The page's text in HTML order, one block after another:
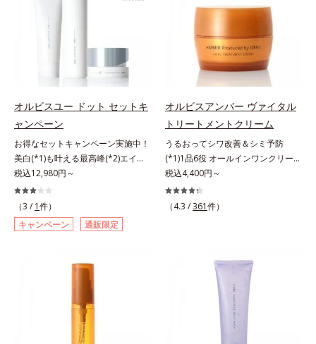
ーストステップのこと*4 細胞間脂
質に類似した構造*5 保湿成分
ミ・ソバカスを防ぐ（ウォッシュを
除く）*2 オルビス内スキンケアシ
リーズの保湿力*3 年齢に応じたお
手入れのこと*4 うるおいによる
*5 乾燥、ハリ・ツヤのなさ*6
乾燥による*7 保湿成分*8 ロニ
セラカエルレア果汁、ノバラエキス
配合＝うるおいを与えハリと透明感
に満ちた肌へ導く保湿成分*9 メマ
ツヨイグサ抽出液、スイカズラエキ
ス配合＝角層のすみずみまで水分・
油分を保ち、ハリ・ツヤを与える保
湿成分*10 気持ちのこと
リのなさ」や、くすみ(*7)などが現
れている状態である「透明感のな
さ」が、大人の肌印象に大きな影響
を与えていることがわかりました。
そこでオルビスユー ドットシリー
ズは美容成分(*8)として「G.D.F.ア
クティベーター(*9)」を配合。そし
て、従来から配合している美白(*1)
有効成分「トラネキサム酸」を配合
しました。さらに、シリーズ共通の
美容成分「GLルートブースター
(*10)」を配合することで、肌のふ
っくら感や透明感を叶えます。美白
ケアしながら多角的なエイジングケ
アが叶うシリーズに。3ステップで
果的なシナジー設計で、あなたのエ
イジングケアを応援します。*1 メ
ラニンの生成を抑え、シミ・ソバカ
スを防ぐ（ウォッシュを除く）*2
オルビス内スキンケアシリーズの保
湿力*3 年齢に応じたお手入れのこ
齢サインについて研究を進めたとこ
ろ、弾力感のない状態である「ハリ
のなさ」や、くすみ(*5)などが現れ
ている状態である「透明感のなさ」
が、大人の肌印象に大きな影響を与
えていることがわかりました。そこ
でオルビスユー ドットシリーズは
美容成分(*9)として「G.D.F.アクテ
ィベーター(*10)」を配合。そし
て、従来から配合している美白(*1)
有効成分「トラネキサム酸」を配合
しました。さらに、シリーズ共通の
美容成分「GLルートブースター
(*11)」を配合することで、肌のふ
上向き(*12)のハリと透明感を。効
果的なシナジー設計で、あなたのエ
イジングケアを応援します。*1 メ
ラニンの生成を抑え、シミ・ソバカ
スを防ぐ（ウォッシュを除く）*2
オルビスユー ドット セットキ
ャンペーン
お得なセットキャンペーン実施中！
美白(*1)も叶える最高峰(*2)エイジ
ングケア(*3)。ハリも透明感(*4)も
結果主義。年齢サイン(*5)の因子に
着目した肌科学エイジングケア(*3)
シリーズ。オルビスユー ドットシ
リーズは、年齢による肌悩み一つ一
ていることの根本原因に着目。加齢
いて研究を進めたところ、弾力感の
ない状態である「ハリのなさ」や、
くすみ(*6)などが現れている状態で
ある「透明感のなさ」が現れること
税込12,980円～
（3 / 1件）
キャンペーン
通販限定
オルビスアンバー ヴァイタル
トリートメントクリーム
うるおってシワ改善＆シミ予防
(*1)1品6役 オールインワンクリー
ム。オルビスアンバーは、いつも⾃
然体で美しくありたいと願う⼤⼈世
代に寄り添うブランドです。年齢印
れで賢いケアを。ライフスタイルに
なじむ、若々しい印象(*2)作りのサ
ポートをします。オルビスアンバー
ヴァイタルトリートメントクリーム
「オルビスアンバー ヴァイタルト
税込4,400円～
（4.3 /361件）